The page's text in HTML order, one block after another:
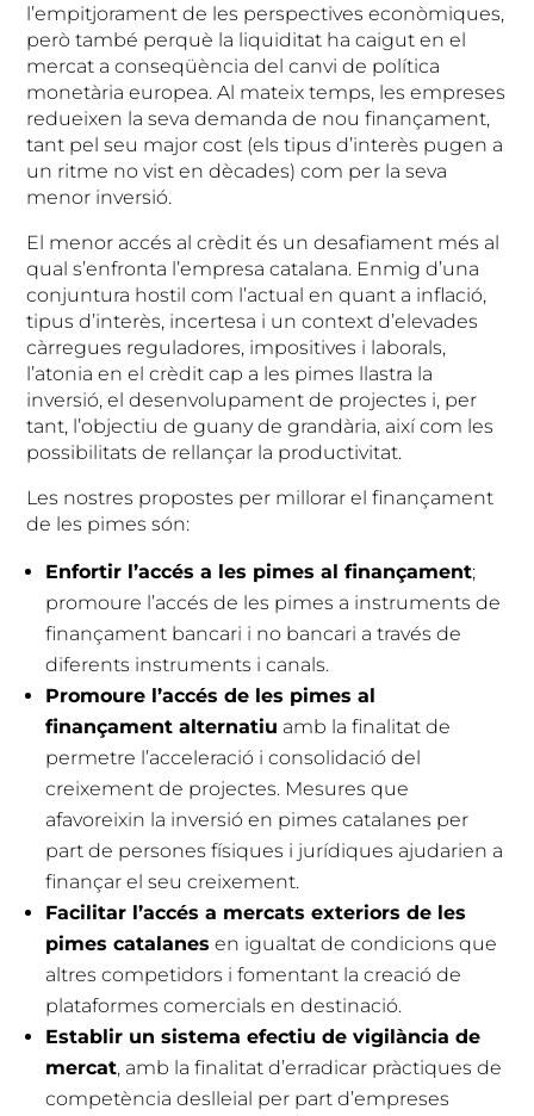
l’empitjorament de les perspectives econòmiques,
però també perquè la liquiditat ha caigut en el
mercat a conseqüència del canvi de política
monetària europea. Al mateix temps, les empreses
redueixen la seva demanda de nou finançament,
tant pel seu major cost (els tipus d’interès pugen a
un ritme no vist en dècades) com per la seva
menor inversió.
El menor accés al crèdit és un desafiament més al
qual s’enfronta l’empresa catalana. Enmig d’una
conjuntura hostil com l’actual en quant a inflació,
tipus d’interès, incertesa i un context d’elevades
càrregues reguladores, impositives i laborals,
l’atonia en el crèdit cap a les pimes llastra la
inversió, el desenvolupament de projectes i, per
tant, l’objectiu de guany de grandària, així com les
possibilitats de rellançar la productivitat.
Les nostres propostes per millorar el finançament
de les pimes són:
Enfortir l’accés a les pimes al finançament;
promoure l’accés de les pimes a instruments de
finançament bancari i no bancari a través de
diferents instruments i canals.
Promoure l’accés de les pimes al
finançament alternatiu amb la finalitat de
permetre l’acceleració i consolidació del
creixement de projectes. Mesures que
afavoreixin la inversió en pimes catalanes per
part de persones físiques i jurídiques ajudarien a
finançar el seu creixement.
Facilitar l’accés a mercats exteriors de les
pimes catalanes en igualtat de condicions que
altres competidors i fomentant la creació de
plataformes comercials en destinació.
Establir un sistema efectiu de vigilància de
mercat, amb la finalitat d’erradicar pràctiques de
competència deslleial per part d’empreses